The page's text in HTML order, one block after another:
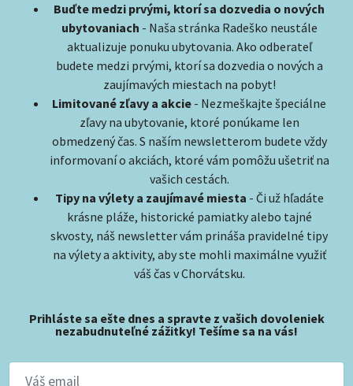
Buďte medzi prvými, ktorí sa dozvedia o nových
ubytovaniach - Naša stránka Radeško neustále
aktualizuje ponuku ubytovania. Ako odberateľ
budete medzi prvými, ktorí sa dozvedia o nových a
zaujímavých miestach na pobyt!
Limitované zľavy a akcie - Nezmeškajte špeciálne
zľavy na ubytovanie, ktoré ponúkame len
obmedzený čas. S naším newsletterom budete vždy
informovaní o akciách, ktoré vám pomôžu ušetriť na
vašich cestách.
Tipy na výlety a zaujímavé miesta - Či už hľadáte
krásne pláže, historické pamiatky alebo tajné
skvosty, náš newsletter vám prináša pravidelné tipy
na výlety a aktivity, aby ste mohli maximálne využiť
váš čas v Chorvátsku.
Prihláste sa ešte dnes a spravte z vašich dovoleniek
nezabudnuteľné zážitky! Tešíme sa na vás!